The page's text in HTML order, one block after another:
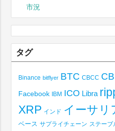
市況
タグ
Binance bitflyer BTC CBCC
Facebook IBM ICO Libra
XRP インド イーサリ
ベース サプライチェーン ステーブ